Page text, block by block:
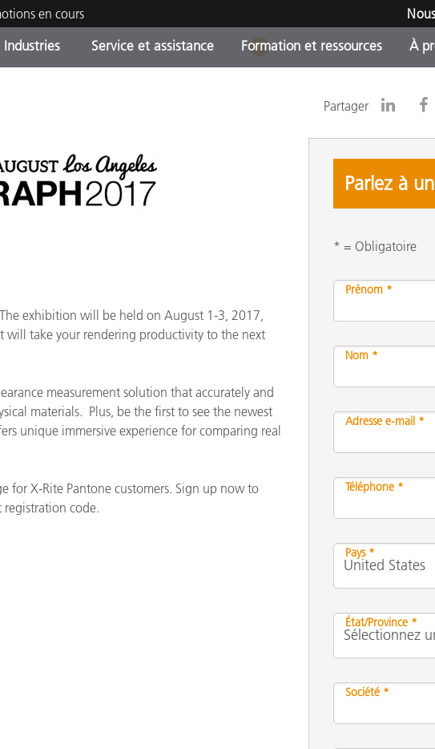
en cours
Online Store
Industries
Industrie Pharmaceutique
Papier
Matériaux de Construction
Service et assistance Formation et ressources À
1
Partager
exhibition will be held on August 1-3, 2017,
will take your rendering productivity to the next
measurement solution that accurately and
materials. Plus, be the first to see the newest
unique immersive experience for comparing real
for X-Rite Pantone customers. Sign up now to
code.
Parlez à
* = Obligatoire
Prénom *
Nom *
Adresse e-mail *
Téléphone *
Pays *
État/Province *
Société *